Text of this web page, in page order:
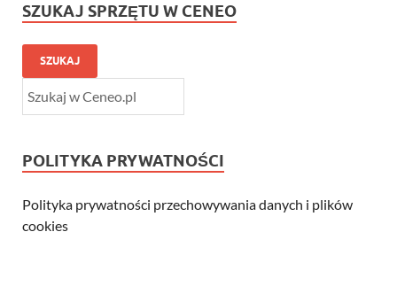
SZUKAJ SPRZĘTU W CENEO
SZUKAJ
POLITYKA PRYWATNOŚCI
Polityka prywatności przechowywania danych i plików
cookies